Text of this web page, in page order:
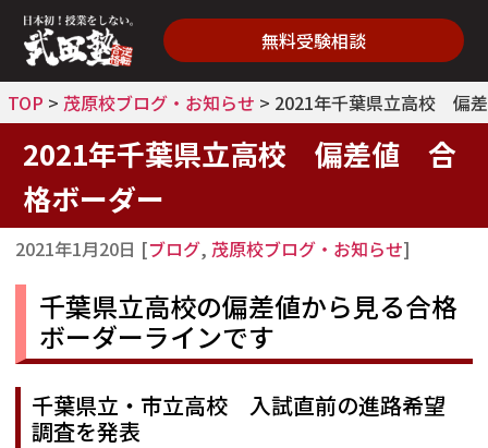
無料受験相談
TOP > 茂原校ブログ・お知らせ > 2021年千葉県立高校 偏
2021年千葉県立高校 偏差値 合
格ボーダー
2021年1月20日 [ブログ, 茂原校ブログ・お知らせ]
千葉県立高校の偏差値から見る合格
ボーダーラインです
千葉県立・市立高校 入試直前の進路希望
調査を発表